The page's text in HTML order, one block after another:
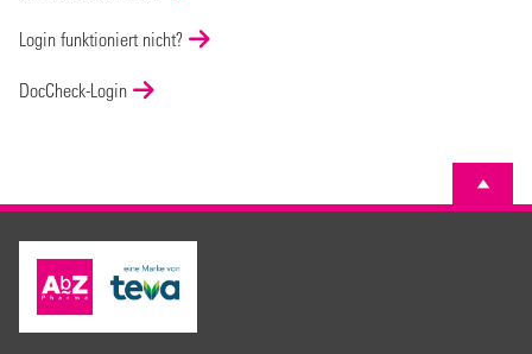
Login funktioniert nicht?
DocCheck-Login